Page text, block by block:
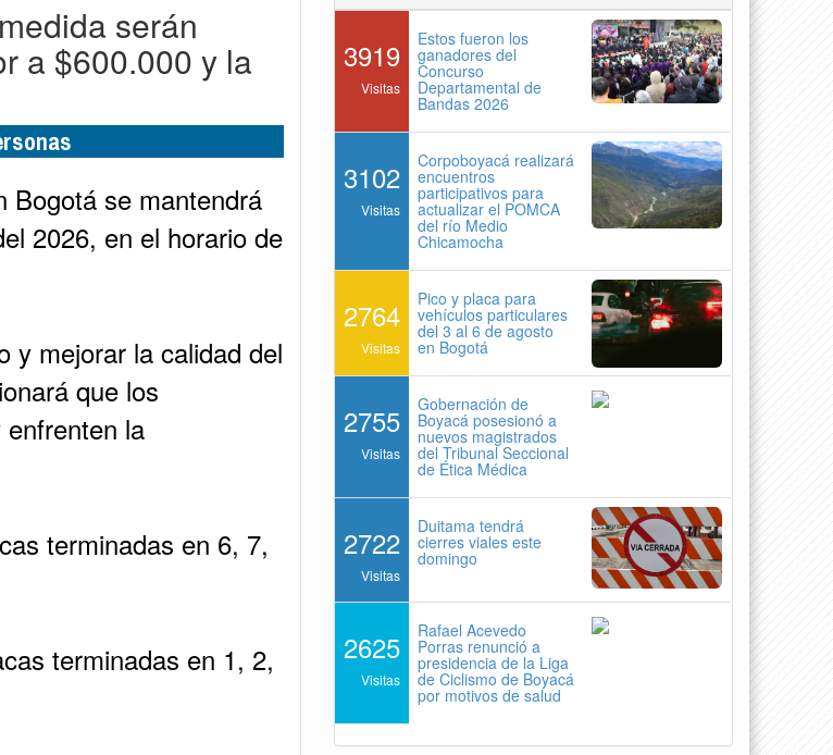
serán
a $600.000 y la
Bogotá se mantendrá
2026, en el horario de
y mejorar la calidad del
que los
enfrenten la
terminadas en 6, 7,
terminadas en 1, 2,
3919
Visitas
Estos fueron los
ganadores del
Concurso
Departamental de
Bandas 2026
3102
Visitas
Corpoboyacá realizará
encuentros
participativos para
actualizar el POMCA
del río Medio
Chicamocha
2764
Visitas
Pico y placa para
vehículos particulares
del 3 al 6 de agosto
en Bogotá
2755
Visitas
Gobernación de
Boyacá posesionó a
nuevos magistrados
del Tribunal Seccional
de Ética Médica
2722
Visitas
Duitama tendrá
cierres viales este
domingo
2625
Visitas
Rafael Acevedo
Porras renunció a
presidencia de la Liga
de Ciclismo de Boyacá
por motivos de salud